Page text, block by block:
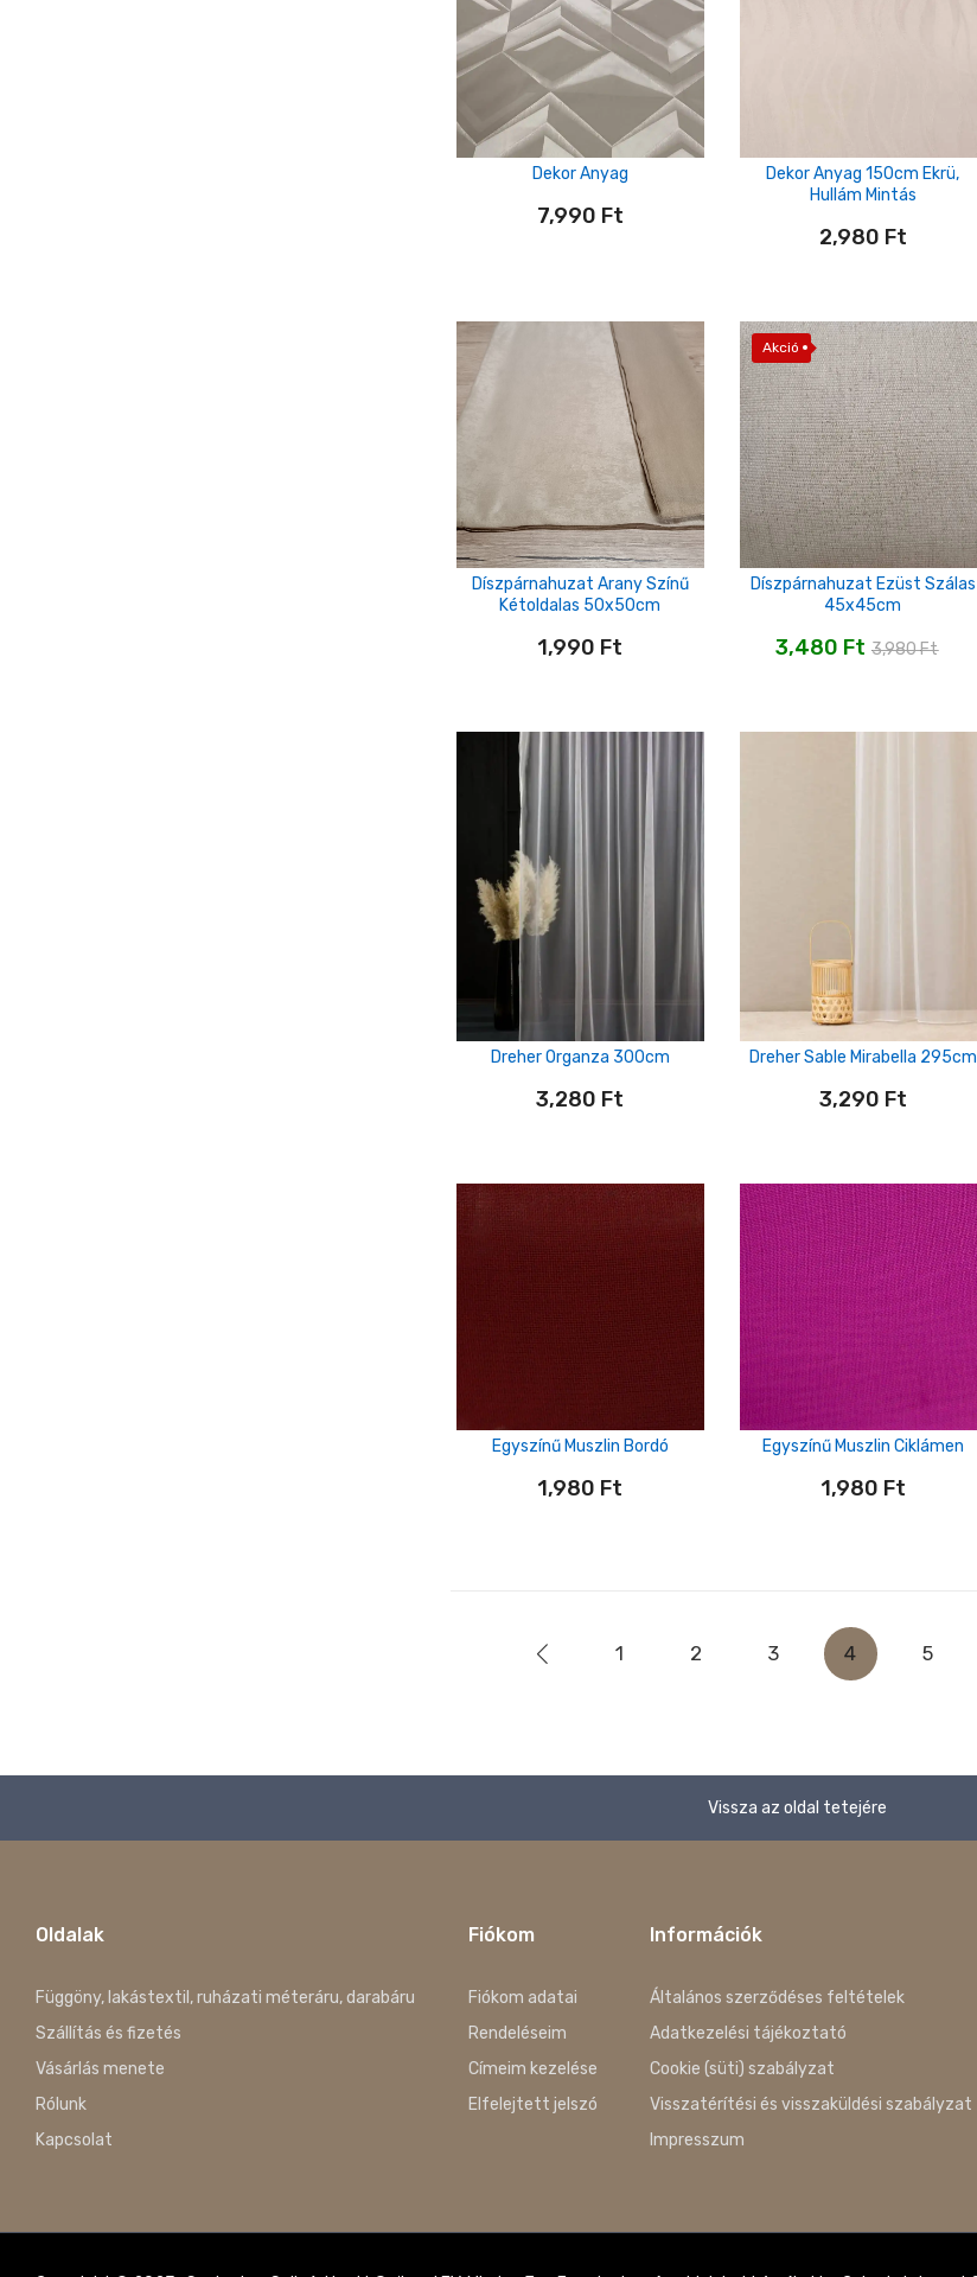
Dekor Anyag
7,990 Ft
Dekor Anyag 150cm Ekrü,
Hullám Mintás
2,980 Ft
Díszpárnahuzat Arany Színű
Kétoldalas 50x50cm
1,990 Ft
Akció
Díszpárnahuzat Ezüst Szálas
45x45cm
3,980Ft
3,480 Ft
Dreher Organza 300cm
3,280 Ft
Dreher Sable Mirabella 295cm
3,290 Ft
Egyszínű Muszlin Bordó
1,980 Ft
Egyszínű Muszlin Ciklámen
1,980 Ft
1 2 3 4 5
menta
mogyoró
Vissza az oldal tetejére
Oldalak
Függöny, lakástextil, ruházati méteráru, darabáru
Szállítás és fizetés
Vásárlás menete
Rólunk
Kapcsolat
Fiókom
Fiókom adatai
Rendeléseim
Címeim kezelése
Elfelejtett jelszó
Információk
Általános szerződéses feltételek
Adatkezelési tájékoztató
Cookie (süti) szabályzat
Visszatérítési és visszaküldési szabályzat
Impresszum